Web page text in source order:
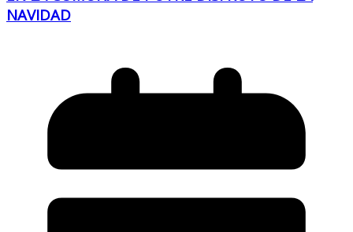
NAVIDAD